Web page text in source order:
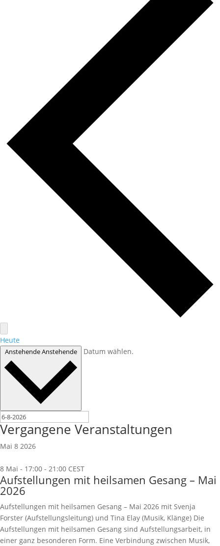
Heute
AnstehendeAnstehende Datum wählen.
Vergangene Veranstaltungen
Mai 8 2026
8 Mai - 17:00 - 21:00 CEST
Aufstellungen mit heilsamen Gesang – Mai
2026
Aufstellungen mit heilsamen Gesang – Mai 2026 mit Svenja
Forster (Aufstellungsleitung) und Tina Elay (Musik, Klänge) Die
Aufstellungen mit heilsamen Gesang sind Aufstellungsarbeit, in
einer ganz besonderen Form. Eine Verbindung zwischen Musik,